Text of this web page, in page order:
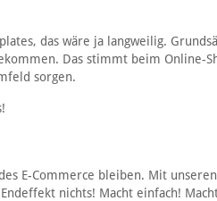
das wäre ja langweilig.
Das stimmt beim Online-
sorgen.
E-Commerce bleiben. Mit
nichts! Macht einfach!